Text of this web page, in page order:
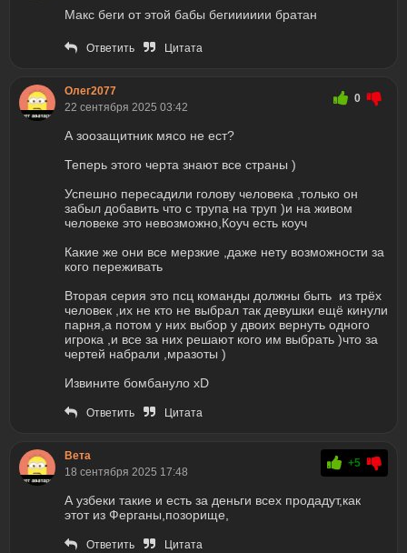
Макс беги от этой бабы бегииииии братан
Ответить Цитата
Олег2077
22 сентября 2025 03:42
0
А зоозащитник мясо не ест?
Теперь этого черта знают все страны )
Успешно пересадили голову человека ,только он
забыл добавить что с трупа на труп )и на живом
человеке это невозможно,Коуч есть коуч
Какие же они все мерзкие ,даже нету возможности за
кого переживать
Вторая серия это псц команды должны быть из трёх
человек ,их не кто не выбрал так девушки ещё кинули
парня,а потом у них выбор у двоих вернуть одного
игрока ,и все за них решают кого им выбрать )что за
чертей набрали ,мразоты )
Извините бомбануло xD
Ответить Цитата
Вета
18 сентября 2025 17:48
+5
А узбеки такие и есть за деньги всех продадут,как
этот из Ферганы,позорище,
Ответить Цитата